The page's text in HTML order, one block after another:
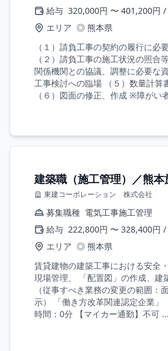
給与 320,000円 〜 401,200円 /
エリア ◎ 熊本県
（１）請負工事の契約の履行に必
（２）請負工事の施工状況の照合
関係機関との協議、調整に必要な
工事検討への臨場 （５）数量計算
（６）図面の修正、作成 ※障がい
建築職（施工管理）／熊
東建コーポレーション 株式会社
募集職種 電気工事施工管理
給与 222,800円 〜 328,400円 /
エリア ◎ 熊本県
賃貸建物の建築工事における安全
現場管理、 「配置図」の作成、建
（従事すべき業務の変更の範囲：
示） 「働き方改革関連認定企業」
時間：0分 【マイカー通勤】不可 ...